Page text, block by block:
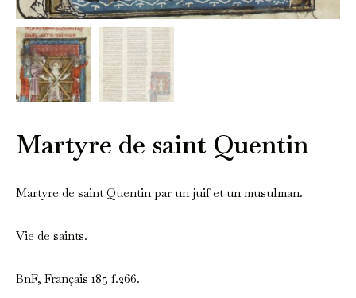
Martyre de saint Quentin
Martyre de saint Quentin par un juif et un musulman.
Vie de saints.
BnF, Français 185 f.266.